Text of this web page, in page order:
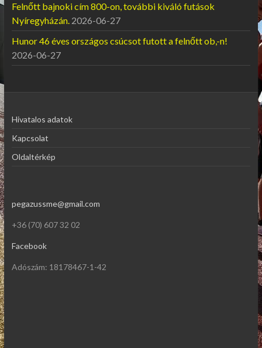
Felnőtt bajnoki cím 800-on, további kiváló futások
Nyíregyházán. 2026-06-27
Hunor 46 éves országos csúcsot futott a felnőtt ob,-n!
2026-06-27
Hivatalos adatok
Kapcsolat
Oldaltérkép
pegazussme@gmail.com
+36 (70) 607 32 02
Facebook
Adószám: 18178467-1-42